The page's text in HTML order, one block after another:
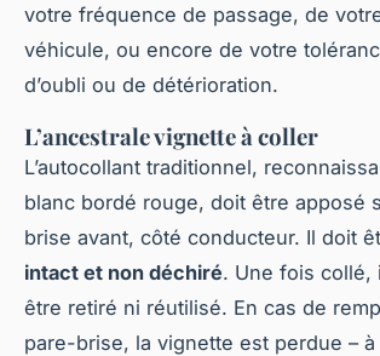
votre fréquence de passage, de
véhicule, ou encore de votre
d’oubli ou de détérioration.
L’ancestrale vignette à coller
L’autocollant traditionnel,
blanc bordé rouge, doit être apposé
brise avant, côté conducteur. Il doit
intact et non déchiré. Une fois collé,
être retiré ni réutilisé. En cas de
pare-brise, la vignette est perdue – à